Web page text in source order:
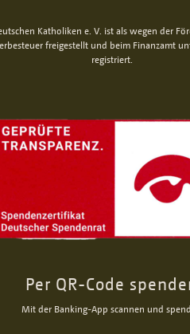
Katholiken e. V. ist als wegen der
freigestellt und beim Finanzamt
registriert.
Per QR-Code
Mit der Banking-App scannen und